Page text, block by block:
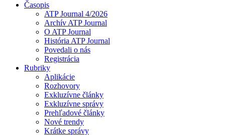
Časopis
ATP Journal 4/2026
Archív ATP Journal
O ATP Journal
História ATP Journal
Povedali o nás
Registrácia
Rubriky
Aplikácie
Rozhovory
Exkluzívne články
Exkluzívne správy
Prehľadové články
Nové trendy
Krátke správy